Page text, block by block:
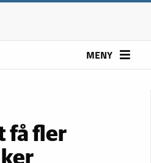
MENY
få fler